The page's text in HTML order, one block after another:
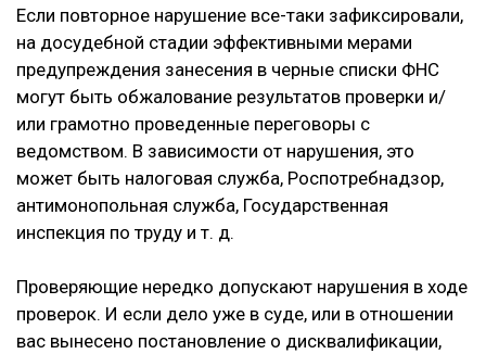
Если повторное нарушение все-таки зафиксировали,
на досудебной стадии эффективными мерами
предупреждения занесения в черные списки ФНС
могут быть обжалование результатов проверки и/
или грамотно проведенные переговоры с
ведомством. В зависимости от нарушения, это
может быть налоговая служба, Роспотребнадзор,
антимонопольная служба, Государственная
инспекция по труду и т. д.
Проверяющие нередко допускают нарушения в ходе
проверок. И если дело уже в суде, или в отношении
вас вынесено постановление о дисквалификации,